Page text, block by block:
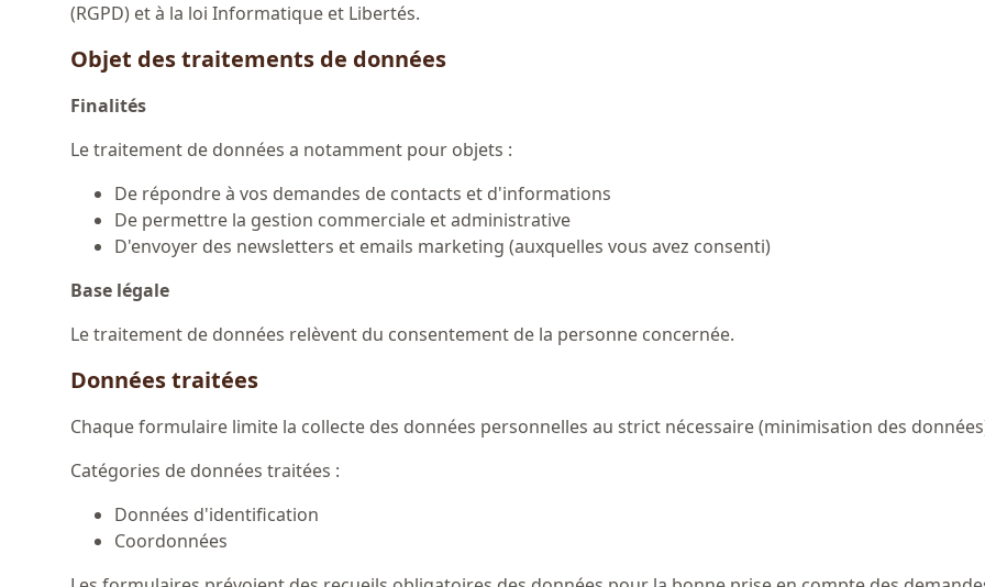
(RGPD) et à la loi Informatique et Libertés.
Objet des traitements de données
Finalités
Le traitement de données a notamment pour objets :
De répondre à vos demandes de contacts et d'informations
De permettre la gestion commerciale et administrative
D'envoyer des newsletters et emails marketing (auxquelles vous avez consenti)
Base légale
Le traitement de données relèvent du consentement de la personne concernée.
Données traitées
Chaque formulaire limite la collecte des données personnelles au strict nécessaire (minimisation des
Catégories de données traitées :
Données d'identification
Coordonnées